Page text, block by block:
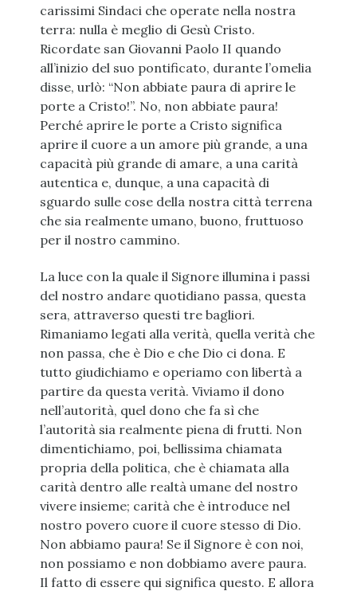
carissimi Sindaci che operate nella nostra
terra: nulla è meglio di Gesù Cristo.
Ricordate san Giovanni Paolo II quando
all’inizio del suo pontificato, durante l’omelia
disse, urlò: “Non abbiate paura di aprire le
porte a Cristo!”. No, non abbiate paura!
Perché aprire le porte a Cristo significa
aprire il cuore a un amore più grande, a una
capacità più grande di amare, a una carità
autentica e, dunque, a una capacità di
sguardo sulle cose della nostra città terrena
che sia realmente umano, buono, fruttuoso
per il nostro cammino.
La luce con la quale il Signore illumina i passi
del nostro andare quotidiano passa, questa
sera, attraverso questi tre bagliori.
Rimaniamo legati alla verità, quella verità che
non passa, che è Dio e che Dio ci dona. E
tutto giudichiamo e operiamo con libertà a
partire da questa verità. Viviamo il dono
nell’autorità, quel dono che fa sì che
l’autorità sia realmente piena di frutti. Non
dimentichiamo, poi, bellissima chiamata
propria della politica, che è chiamata alla
carità dentro alle realtà umane del nostro
vivere insieme; carità che è introduce nel
nostro povero cuore il cuore stesso di Dio.
Non abbiamo paura! Se il Signore è con noi,
non possiamo e non dobbiamo avere paura.
Il fatto di essere qui significa questo. E allora